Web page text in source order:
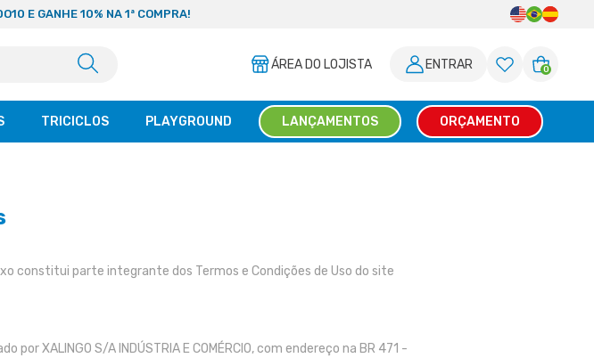
E GANHE 10% NA 1ª COMPRA!
ÁREA DO LOJISTA ENTRAR 0
TRICICLOS PLAYGROUND LANÇAMENTOS ORÇAMENTO
constitui parte integrante dos Termos e Condições de Uso do site
XALINGO S/A INDÚSTRIA E COMÉRCIO, com endereço na BR 471 -